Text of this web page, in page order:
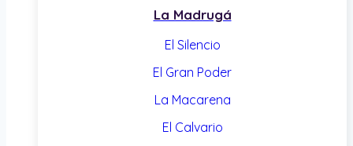
La Madrugá
El Silencio
El Gran Poder
La Macarena
El Calvario